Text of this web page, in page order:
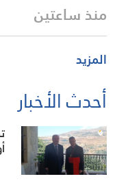
منذ ساعتين
المزيد
أحدث الأخبار